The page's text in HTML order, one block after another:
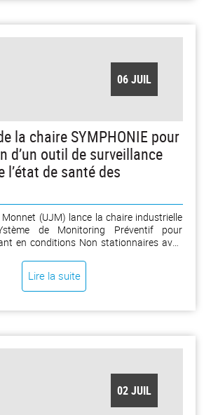
06 JUIL
la chaire SYMPHONIE pour
d’un outil de surveillance
l’état de santé des
Monnet (UJM) lance la chaire industrielle
de Monitoring Préventif pour
en conditions Non stationnaires avec
(R&T) d’Airbus Helicopters et
de la recherche (ANR) ce vendredi 3 juillet
menés dans ce cadre seront réalisés par
Lire la suite
02 JUIL